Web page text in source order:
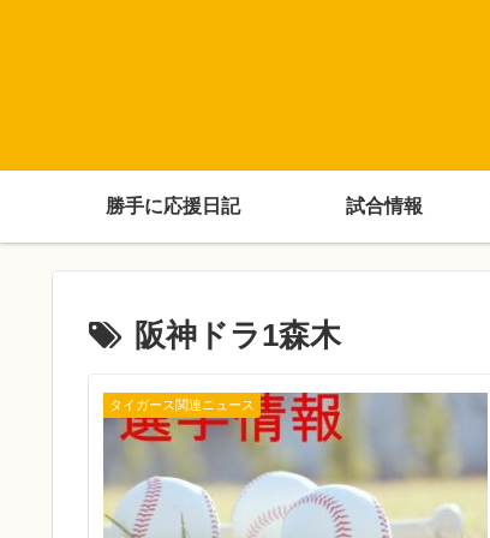
勝手に応援日記 試合情報
阪神ドラ1森木
タイガース関連ニュース